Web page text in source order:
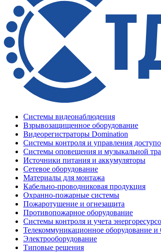
Системы видеонаблюдения
Взрывозащищенное оборудование
Видеорегистраторы Domination
Системы контроля и управления
Системы оповещения и музыкальной
Источники питания и аккумуляторы
Сетевое оборудование
Материалы для монтажа
Кабельно-проводниковая продукция
Охранно-пожарные системы
Пожаротушение и огнезащита
Противопожарное оборудование
Системы контроля и учета
Телекоммуникационное оборудование
Электрооборудование
Типовые решения